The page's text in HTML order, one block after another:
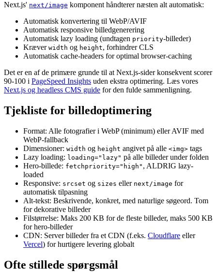
Next.js' next/image komponent håndterer næsten alt automatisk:
Automatisk konvertering til WebP/AVIF
Automatisk responsive billedgenerering
Automatisk lazy loading (undtagen priority-billeder)
Kræver width og height, forhindrer CLS
Automatisk cache-headers for optimal browser-caching
Det er en af de primære grunde til at Next.js-sider konsekvent scorer
90-100 i PageSpeed Insights uden ekstra optimering. Læs vores
Next.js og headless CMS guide for den fulde sammenligning.
Tjekliste for billedoptimering
Format: Alle fotografier i WebP (minimum) eller AVIF med
WebP-fallback
Dimensioner: width og height angivet på alle <img> tags
Lazy loading: loading="lazy" på alle billeder under folden
Hero-billede: fetchpriority="high" , ALDRIG lazy-
loaded
Responsive: srcset og sizes eller next/image for
automatisk tilpasning
Alt-tekst: Beskrivende, konkret, med naturlige søgeord. Tom
for dekorative billeder
Filstørrelse: Maks 200 KB for de fleste billeder, maks 500 KB
for hero-billeder
CDN: Server billeder fra et CDN (f.eks. Cloudflare eller
Vercel) for hurtigere levering globalt
Ofte stillede spørgsmål